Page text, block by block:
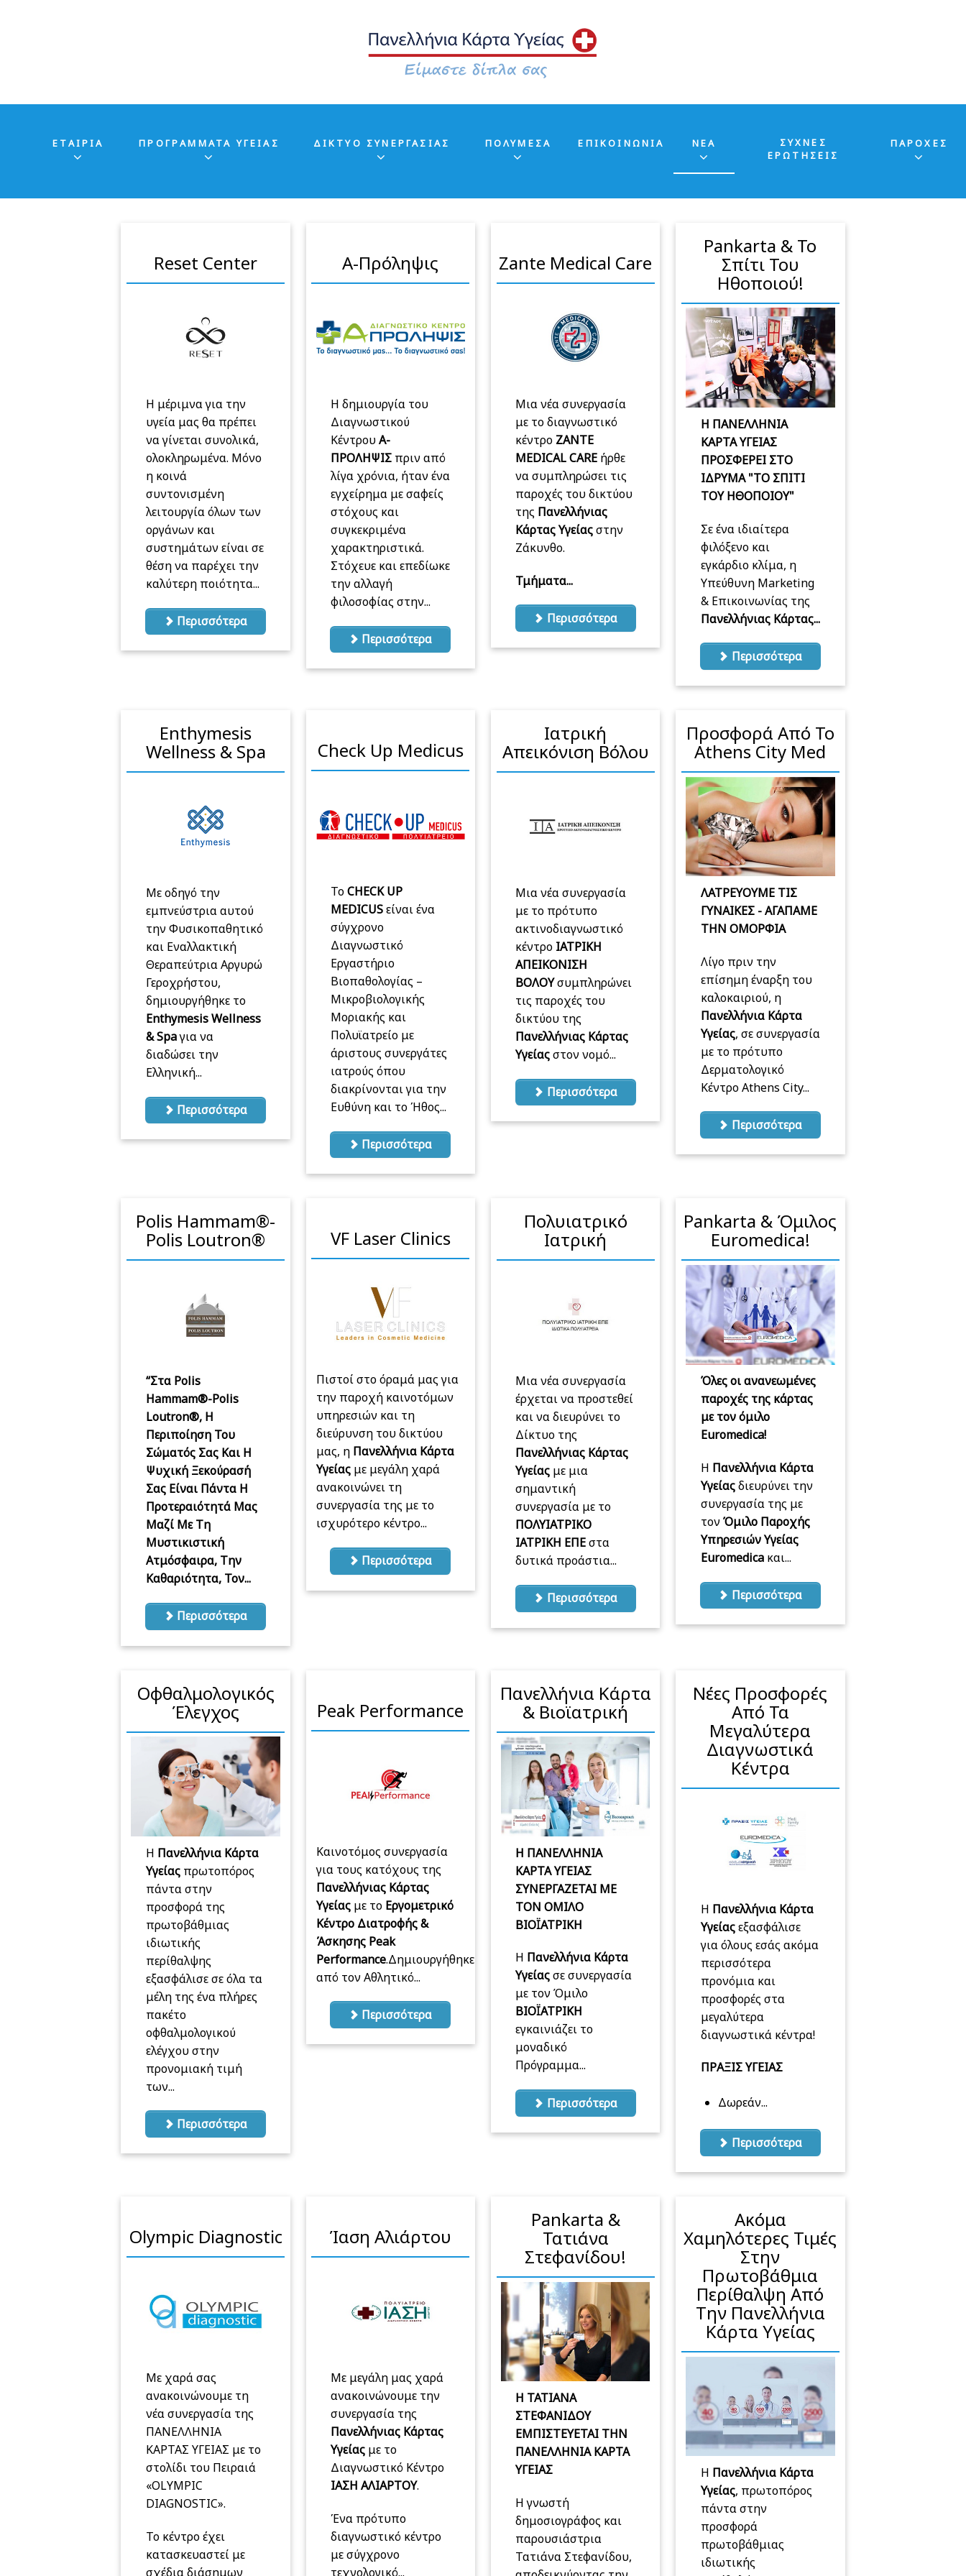
ΕΤΑΙΡΊΑ ΠΡΟΓΡΑΜΜΑΤΑ ΥΓΕΙΑΣ ΔΙΚΤΥΟ ΣΥΝΕΡΓΑΣΙΑΣ ΠΟΛΥΜΕΣΑ ΕΠΙΚΟΙΝΩΝΙΑ ΝΕΑ
ΣΥΧΝΕΣ
ΕΡΩΤΗΣΕΙΣ
ΠΑΡΟΧΕΣ
Reset Center
Η μέριμνα για την
υγεία μας θα πρέπει
να γίνεται συνολικά,
ολοκληρωμένα. Μόνο
η κοινά
συντονισμένη
λειτουργία όλων των
οργάνων και
συστημάτων είναι σε
θέση να παρέχει την
καλύτερη ποιότητα...
Περισσότερα
Α-Πρόληψις
Η δημιουργία του
Διαγνωστικού
ΚέντρουΑ-
ΠΡΟΛΗΨΙΣ πριν από
λίγα χρόνια, ήταν ένα
εγχείρημα με σαφείς
στόχους και
συγκεκριμένα
χαρακτηριστικά.
Στόχευε και επεδίωκε
την αλλαγή
φιλοσοφίας στην...
Περισσότερα
Zante Medical Care
Μια νέα συνεργασία
με το διαγνωστικό
κέντρο ZANTE
MEDICAL CARE ήρθε
να συμπληρώσει τις
παροχές του δικτύου
της Πανελλήνιας
Κάρτας Υγείαςστην
Ζάκυνθο.
Τμήματα...
Περισσότερα
Pankarta & Το
Σπίτι Του
Ηθοποιού!
Η ΠΑΝΕΛΛΗΝΙΑ
ΚΑΡΤΑ ΥΓΕΙΑΣ
ΠΡΟΣΦΕΡΕΙ ΣΤΟ
ΙΔΡΥΜΑ "ΤΟ ΣΠΙΤΙ
ΤΟΥ ΗΘΟΠΟΙΟΥ"
Σε ένα ιδιαίτερα
φιλόξενο και
εγκάρδιο κλίμα, η
Υπεύθυνη Marketing
& Επικοινωνίας της
Πανελλήνιας Κάρτας...
Περισσότερα
Enthymesis
Wellness & Spa
Με οδηγό την
εμπνεύστρια αυτού
την Φυσικοπαθητικό
και Εναλλακτική
Θεραπεύτρια Αργυρώ
Γεροχρήστου,
δημιουργήθηκε το
Enthymesis Wellness
& Spaγια να
διαδώσει την
Ελληνική...
Περισσότερα
Check Up Medicus
ΤοCHECK UP
MEDICUSείναι ένα
σύγχρονο
Διαγνωστικό
Εργαστήριο
Βιοπαθολογίας –
Μικροβιολογικής
Μοριακής και
Πολυϊατρείο με
άριστους συνεργάτες
ιατρούς όπου
διακρίνονται για την
Ευθύνη και το Ήθος...
Περισσότερα
Ιατρική
Απεικόνιση Βόλου
Μια νέα συνεργασία
με το πρότυπο
ακτινοδιαγνωστικό
κέντρο ΙΑΤΡΙΚΗ
ΑΠΕΙΚΟΝΙΣΗ
ΒΟΛΟΥσυμπληρώνει
τις παροχές του
δικτύου της
Πανελλήνιας Κάρτας
Υγείαςστον νομό...
Περισσότερα
Προσφορά Από Το
Athens City Med
ΛΑΤΡΕΥΟΥΜΕ ΤΙΣ
ΓΥΝΑΙΚΕΣ - ΑΓΑΠΑΜΕ
ΤΗΝ ΟΜΟΡΦΙΑ
Λίγο πριν την
επίσημη έναρξη του
καλοκαιριού, η
Πανελλήνια Κάρτα
Υγείας, σε συνεργασία
με το πρότυπο
Δερματολογικό
Κέντρο Athens City...
Περισσότερα
Polis Hammam®️-
Polis Loutron®️
“Στα Polis
Hammam®️-Polis
Loutron®️, Η
Περιποίηση Του
Σώματός Σας Και Η
Ψυχική Ξεκούρασή
Σας Είναι Πάντα Η
Προτεραιότητά Μας
Μαζί Με Τη
Μυστικιστική
Ατμόσφαιρα, Την
Καθαριότητα, Τον...
Περισσότερα
VF Laser Clinics
Πιστοί στο όραμά μας για
την παροχή καινοτόμων
υπηρεσιών και τη
διεύρυνση του δικτύου
μας, η Πανελλήνια Κάρτα
Υγείας με μεγάλη χαρά
ανακοινώνει τη
συνεργασία της με το
ισχυρότερο κέντρο...
Περισσότερα
Πολυιατρικό
Ιατρική
Μια νέα συνεργασία
έρχεται να προστεθεί
και να διευρύνει το
Δίκτυο της
Πανελλήνιας Κάρτας
Υγείας με μια
σημαντική
συνεργασία με το
ΠΟΛΥΙΑΤΡΙΚΟ
ΙΑΤΡΙΚΗ ΕΠΕστα
δυτικά προάστια...
Περισσότερα
Pankarta & Όμιλος
Euromedica!
Όλες οι ανανεωμένες
παροχές της κάρτας
με τον όμιλο
Euromedica!
Η Πανελλήνια Κάρτα
Υγείαςδιευρύνει την
συνεργασία της με
τονΌμιλο Παροχής
Υπηρεσιών Υγείας
Euromedicaκαι...
Περισσότερα
Οφθαλμολογικός
Έλεγχος
Η Πανελλήνια Κάρτα
Υγείας πρωτοπόρος
πάντα στην
προσφορά της
πρωτοβάθμιας
ιδιωτικής
περίθαλψης
εξασφάλισε σε όλα τα
μέλη της ένα πλήρες
πακέτο
οφθαλμολογικού
ελέγχου στην
προνομιακή τιμή
των...
Περισσότερα
Peak Performance
Καινοτόμος συνεργασία
για τους κατόχους της
Πανελλήνιας Κάρτας
Υγείας με το Εργομετρικό
Κέντρο Διατροφής &
Άσκησης Peak
Performance.Δημιουργήθηκε
από τον Αθλητικό...
Περισσότερα
Πανελλήνια Κάρτα
& Βιοϊατρική
Η ΠΑΝΕΛΛΗΝΙΑ
ΚΑΡΤΑ ΥΓΕΙΑΣ
ΣΥΝΕΡΓΑΖΕΤΑΙ ΜΕ
ΤΟΝ ΟΜΙΛΟ
ΒΙΟΪΑΤΡΙΚΗ
Η Πανελλήνια Κάρτα
Υγείαςσε συνεργασία
με τον Όμιλο
ΒΙΟΪΑΤΡΙΚΗ
εγκαινιάζει το
μοναδικό
Πρόγραμμα...
Περισσότερα
Νέες Προσφορές
Από Τα
Μεγαλύτερα
Διαγνωστικά
Κέντρα
Η Πανελλήνια Κάρτα
Υγείαςεξασφάλισε
για όλους εσάς ακόμα
περισσότερα
προνόμια και
προσφορές στα
μεγαλύτερα
διαγνωστικά κέντρα!
ΠΡΑΞΙΣ ΥΓΕΙΑΣ
Δωρεάν...
Περισσότερα
Olympic Diagnostic
Με χαρά σας
ανακοινώνουμε τη
νέα συνεργασία της
ΠΑΝΕΛΛΗΝΙΑ
ΚΑΡΤΑΣ ΥΓΕΙΑΣ με το
στολίδι του Πειραιά
«OLYMPIC
DIAGNOSTIC».
Το κέντρο έχει
κατασκευαστεί με
σχέδια διάσημων
Ίαση Αλιάρτου
Με μεγάλη μας χαρά
ανακοινώνουμε την
συνεργασία της
Πανελλήνιας Κάρτας
Υγείας με το
Διαγνωστικό Κέντρο
ΙΑΣΗ ΑΛΙΑΡΤΟΥ.
Ένα πρότυπο
διαγνωστικό κέντρο
με σύγχρονο
τεχνολογικό...
Pankarta &
Τατιάνα
Στεφανίδου!
Η ΤΑΤΙΑΝΑ
ΣΤΕΦΑΝΙΔΟΥ
ΕΜΠΙΣΤΕΥΕΤΑΙ ΤΗΝ
ΠΑΝΕΛΛΗΝΙΑ ΚΑΡΤΑ
ΥΓΕΙΑΣ
Η γνωστή
δημοσιογράφος και
παρουσιάστρια
Τατιάνα Στεφανίδου,
Ακόμα
Χαμηλότερες Τιμές
Στην
Πρωτοβάθμια
Περίθαλψη Από
Την Πανελλήνια
Κάρτα Υγείας
Η Πανελλήνια Κάρτα
Υγείας, πρωτοπόρος
πάντα στην
προσφορά
πρωτοβάθμιας
ιδιωτικής